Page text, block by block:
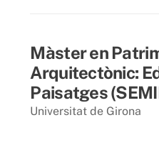
Màster en
Arquitectònic:
Paisatges
Universitat de Girona